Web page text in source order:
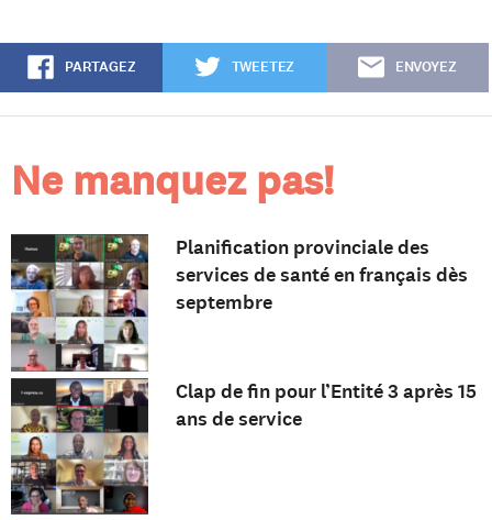
PARTAGEZ TWEETEZ ENVOYEZ
Ne manquez pas!
Planification provinciale des
services de santé en français dès
septembre
Clap de fin pour l’Entité 3 après 15
ans de service